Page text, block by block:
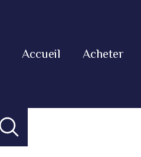
Accueil Acheter